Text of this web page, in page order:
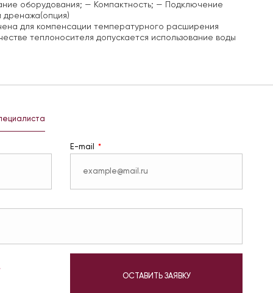
оборудования; — Компактность; — Подключение
дренажа(опция)
для компенсации температурного расширения
теплоносителя допускается использование воды
E-mail
ОСТАВИТЬ ЗАЯВКУ